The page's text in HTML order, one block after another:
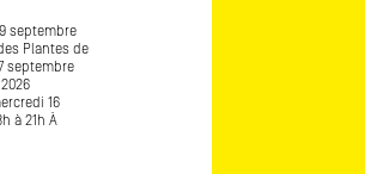
septembre
Plantes de
septembre
16
à 21h À